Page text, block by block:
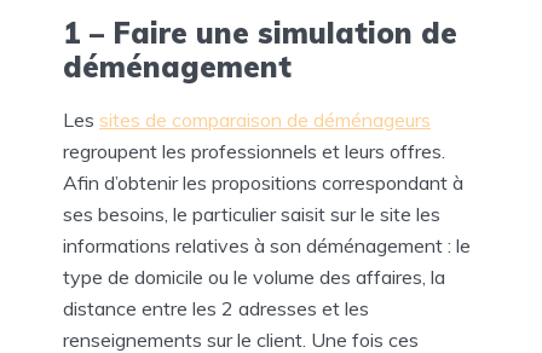
1 – Faire une simulation de
déménagement
Les sites de comparaison de déménageurs
regroupent les professionnels et leurs offres.
Afin d’obtenir les propositions correspondant à
ses besoins, le particulier saisit sur le site les
informations relatives à son déménagement : le
type de domicile ou le volume des affaires, la
distance entre les 2 adresses et les
renseignements sur le client. Une fois ces